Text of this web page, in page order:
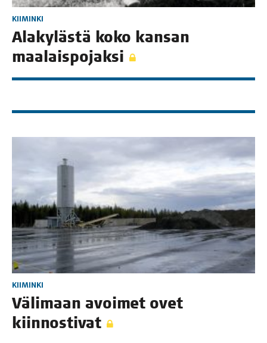
KIIMINKI
Ala­ky­läs­tä koko kan­san
maalaispojaksi
KIIMINKI
Väli­maan avoi­met ovet
kiinnostivat